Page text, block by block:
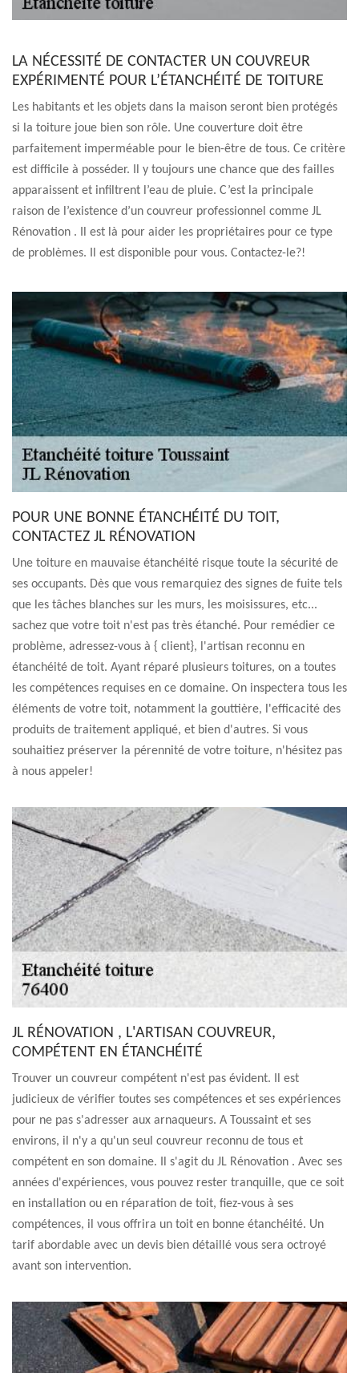
LA NÉCESSITÉ DE CONTACTER UN COUVREUR
EXPÉRIMENTÉ POUR L’ÉTANCHÉITÉ DE TOITURE
Les habitants et les objets dans la maison seront bien protégés
si la toiture joue bien son rôle. Une couverture doit être
parfaitement imperméable pour le bien-être de tous. Ce critère
est difficile à posséder. Il y toujours une chance que des failles
apparaissent et infiltrent l’eau de pluie. C’est la principale
raison de l’existence d’un couvreur professionnel comme JL
Rénovation . Il est là pour aider les propriétaires pour ce type
de problèmes. Il est disponible pour vous. Contactez-le?!
POUR UNE BONNE ÉTANCHÉITÉ DU TOIT,
CONTACTEZ JL RÉNOVATION
Une toiture en mauvaise étanchéité risque toute la sécurité de
ses occupants. Dès que vous remarquiez des signes de fuite tels
que les tâches blanches sur les murs, les moisissures, etc...
sachez que votre toit n'est pas très étanché. Pour remédier ce
problème, adressez-vous à { client}, l'artisan reconnu en
étanchéité de toit. Ayant réparé plusieurs toitures, on a toutes
les compétences requises en ce domaine. On inspectera tous les
éléments de votre toit, notamment la gouttière, l'efficacité des
produits de traitement appliqué, et bien d'autres. Si vous
souhaitiez préserver la pérennité de votre toiture, n'hésitez pas
à nous appeler!
JL RÉNOVATION , L'ARTISAN COUVREUR,
COMPÉTENT EN ÉTANCHÉITÉ
Trouver un couvreur compétent n'est pas évident. Il est
judicieux de vérifier toutes ses compétences et ses expériences
pour ne pas s'adresser aux arnaqueurs. A Toussaint et ses
environs, il n'y a qu'un seul couvreur reconnu de tous et
compétent en son domaine. Il s'agit du JL Rénovation . Avec ses
années d'expériences, vous pouvez rester tranquille, que ce soit
en installation ou en réparation de toit, fiez-vous à ses
compétences, il vous offrira un toit en bonne étanchéité. Un
tarif abordable avec un devis bien détaillé vous sera octroyé
avant son intervention.